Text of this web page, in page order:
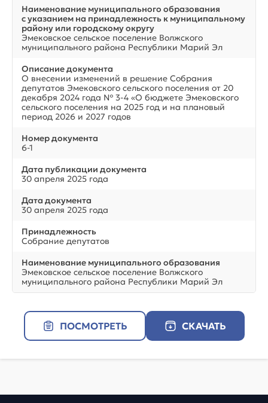
Наименование муниципального образования
с указанием на принадлежность к муниципальному
району или городскому округу
Эмековское сельское поселение Волжского
муниципального района Республики Марий Эл
Описание документа
О внесении изменений в решение Собрания
депутатов Эмековского сельского поселения от 20
декабря 2024 года № 3-4 «О бюджете Эмековского
сельского поселения на 2025 год и на плановый
период 2026 и 2027 годов
Номер документа
6-1
Дата публикации документа
30 апреля 2025 года
Дата документа
30 апреля 2025 года
Принадлежность
Собрание депутатов
Наименование муниципального образования
Эмековское сельское поселение Волжского
муниципального района Республики Марий Эл
ПОСМОТРЕТЬ СКАЧАТЬ